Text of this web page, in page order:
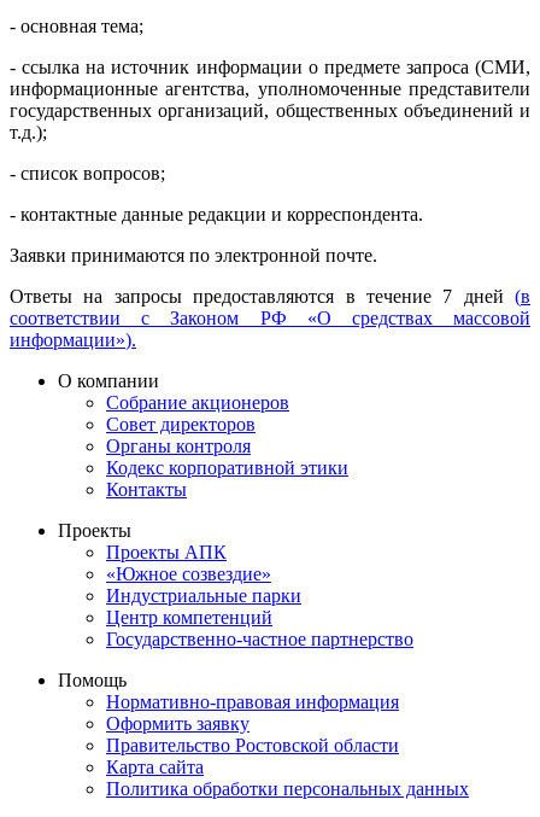
- основная тема;
- ссылка на источник информации о предмете запроса (СМИ,
информационные агентства, уполномоченные представители
государственных организаций, общественных объединений и
т.д.);
- список вопросов;
- контактные данные редакции и корреспондента.
Заявки принимаются по электронной почте.
Ответы на запросы предоставляются в течение 7 дней (в
соответствии с Законом РФ «О средствах массовой
информации»).
О компании
Собрание акционеров
Совет директоров
Органы контроля
Кодекс корпоративной этики
Контакты
Проекты
Проекты АПК
«Южное созвездие»
Индустриальные парки
Центр компетенций
Государственно-частное партнерство
Помощь
Нормативно-правовая информация
Оформить заявку
Правительство Ростовской области
Карта сайта
Политика обработки персональных данных